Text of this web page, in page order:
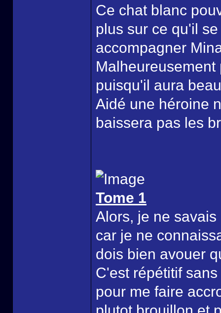
Ce chat blanc
plus sur ce qu'il
accompagner
puisqu'il aura
Aidé une héroine
baissera pas les
Tome 1
Alors, je ne
car je ne
dois bien avouer
C'est répétitif
pour me faire